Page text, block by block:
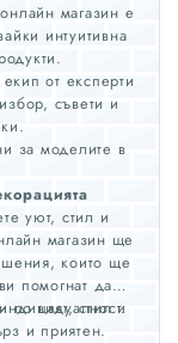
магазин е
интуитивна
от експерти
съвети и
за моделите в
уют, стил и
магазин ще
които ще
помогнат да
по цвят, стил и
и приятен.